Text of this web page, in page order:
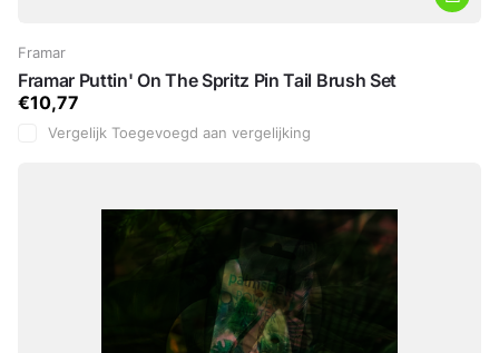
Framar
Framar Puttin' On The Spritz Pin Tail Brush Set
€10,77
Vergelijk Toegevoegd aan vergelijking